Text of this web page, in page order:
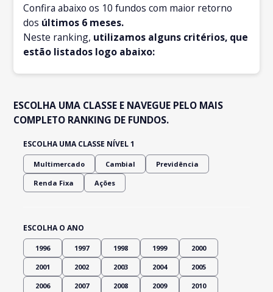
Confira abaixo os 10 fundos com maior retorno
dos últimos 6 meses.
Neste ranking, utilizamos alguns critérios, que
estão listados logo abaixo:
ESCOLHA UMA CLASSE E NAVEGUE PELO MAIS
COMPLETO RANKING DE FUNDOS.
ESCOLHA UMA CLASSE NÍVEL 1
Multimercado Cambial Previdência
Renda Fixa Ações
ESCOLHA O ANO
1996 1997 1998 1999 2000
2001 2002 2003 2004 2005
2006 2007 2008 2009 2010